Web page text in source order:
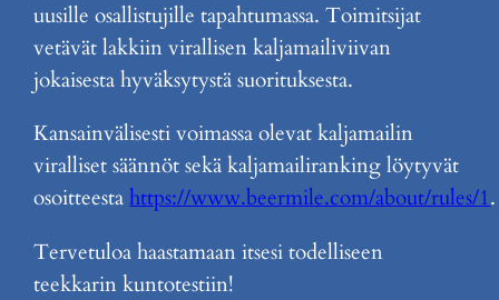
uusille osallistujille tapahtumassa. Toimitsijat
vetävät lakkiin virallisen kaljamailiviivan
jokaisesta hyväksytystä suorituksesta.
Kansainvälisesti voimassa olevat kaljamailin
viralliset säännöt sekä kaljamailiranking löytyvät
osoitteestahttps://www.beermile.com/about/rules/1.
Tervetuloa haastamaan itsesi todelliseen
teekkarin kuntotestiin!